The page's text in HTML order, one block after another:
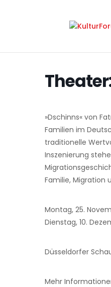
»Dschinns« von
Familien im
traditionelle
Inszenierung
Familie, Migration
Montag, 25.
Dienstag, 10.
Düsseldorfer
Mehr